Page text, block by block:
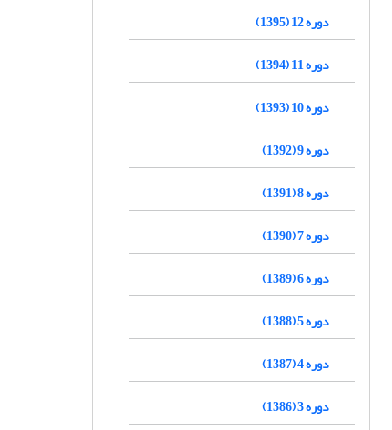
دوره 12 (1395)
دوره 11 (1394)
دوره 10 (1393)
دوره 9 (1392)
دوره 8 (1391)
دوره 7 (1390)
دوره 6 (1389)
دوره 5 (1388)
دوره 4 (1387)
دوره 3 (1386)